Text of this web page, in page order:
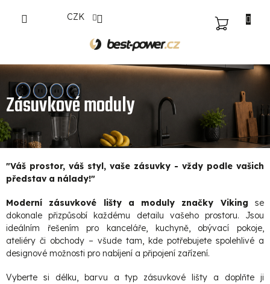
CZK
NÁKUPNÍ
Zásuvkové moduly
"Váš prostor, váš styl, vaše zásuvky - vždy podle vašich
představ a nálady!"
Moderní zásuvkové lišty a moduly značky Viking se
dokonale přizpůsobí každému detailu vašeho prostoru. Jsou
ideálním řešením pro kanceláře, kuchyně, obývací pokoje,
ateliéry či obchody – všude tam, kde potřebujete spolehlivé a
designové možnosti pro nabíjení a připojení zařízení.
Vyberte si délku, barvu a typ zásuvkové lišty a doplňte ji